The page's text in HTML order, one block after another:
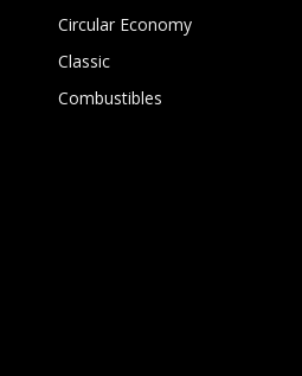
Circular Economy
Classic
Combustibles